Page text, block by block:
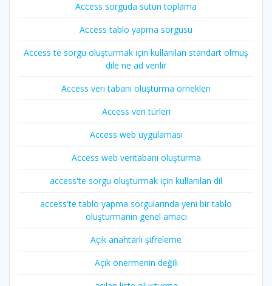
Access sorguda sütun toplama
Access tablo yapma sorgusu
Access te sorgu oluşturmak için kullanılan standart olmuş
dile ne ad verilir
Access veri tabanı oluşturma örnekleri
Access veri türleri
Access web uygulaması
Access web veritabanı oluşturma
access'te sorgu oluşturmak için kullanılan dil
access'te tablo yapma sorgularında yeni bir tablo
oluşturmanın genel amacı
Açık anahtarlı şifreleme
Açık önermenin değili